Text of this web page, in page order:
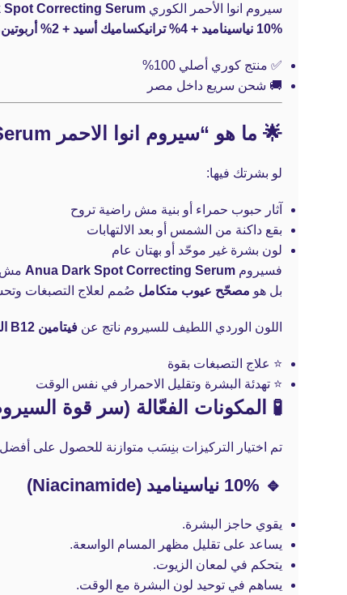
سيروم انوا الأحمر الكوري Spot Correcting Serum
10% نياسيناميد + 4% ترانيكساميك أسيد + 2% أربوتين
✅ منتج كوري أصلي 100%
🚚 شحن سريع داخل مصر
🌟 ما هو “سيروم انوا الاحمر Anua Niacinamide 10% + TXA 4% Dark Spot Correcting Serum”؟
لو بشرتك فيها:
آثار حبوب حمراء أو بنية مش راضية تروح
بقع داكنة من الشمس أو بعد الالتهابات
لون بشرة غير موحّد أو بهتان عام
فسيروم Anua Dark Spot Correcting Serum مش
بل هو مصحّح عيوب متكامل صُمم لعلاج التصبغات
اللون الوردي اللطيف للسيروم ناتج عن فيتامين B12 المهدئ للبشرة
⭐ علاج التصبغات بقوة
⭐ تهدئة البشرة وتقليل الاحمرار في نفس الوقت
🧪 المكونات الفعّالة (سر قوة
تم اختيار التركيزات بنِسَب متوازنة للحصول على أفضل
🔹 10% نياسيناميد (Niacinamide)
يقوي حاجز البشرة.
يساعد على تقليل مظهر المسام الواسعة.
يتحكم في لمعان الزيوت.
يساهم في توحيد لون البشرة مع الوقت.